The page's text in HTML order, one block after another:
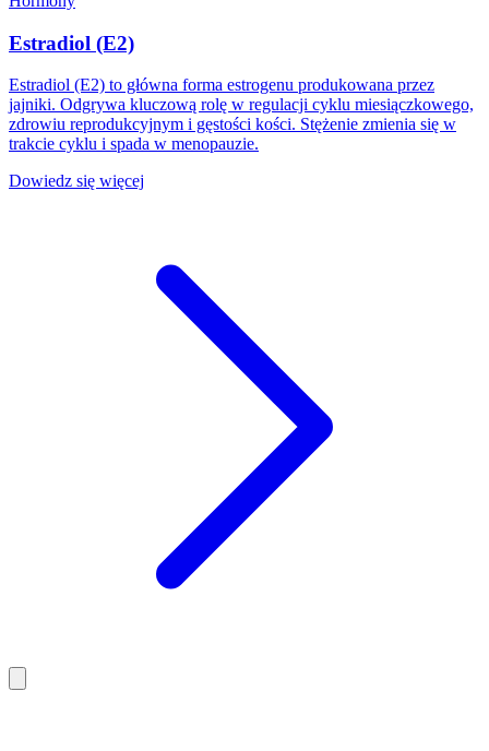
Estradiol (E2)
Estradiol (E2) to główna forma estrogenu produkowana przez
jajniki. Odgrywa kluczową rolę w regulacji cyklu miesiączkowego,
zdrowiu reprodukcyjnym i gęstości kości. Stężenie zmienia się w
trakcie cyklu i spada w menopauzie.
Dowiedz się więcej